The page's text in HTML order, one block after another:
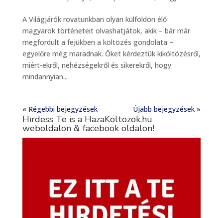
A Világjárók rovatunkban olyan külföldön élő
magyarok történeteit olvashatjátok, akik – bár már
megfordult a fejükben a költözés gondolata –
egyelőre még maradnak. Őket kérdeztük kiköltözésről,
miért-ekről, nehézségekről és sikerekről, hogy
mindannyian...
« Régebbi bejegyzések Újabb bejegyzések »
Hirdess Te is a HazaKoltozok.hu
weboldalon & facebook oldalon!